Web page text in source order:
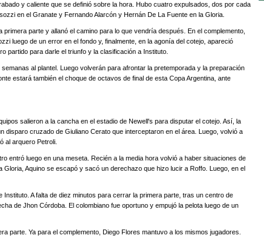
y caliente que se definió sobre la hora. Hubo cuatro expulsados, dos por cada
en el Granate y Fernando Alarcón y Hernán De La Fuente en la Gloria.
parte y allanó el camino para lo que vendría después. En el complemento,
luego de un error en el fondo y, finalmente, en la agonía del cotejo, apareció
partido para darle el triunfo y la clasificación a Instituto.
al plantel. Luego volverán para afrontar la pretemporada y la preparación
estará también el choque de octavos de final de esta Copa Argentina, ante
salieron a la cancha en el estadio de Newell's para disputar el cotejo. Así, la
disparo cruzado de Giuliano Cerato que interceptaron en el área. Luego, volvió a
al arquero Petroli.
entró luego en una meseta. Recién a la media hora volvió a haber situaciones de
Gloria, Aquino se escapó y sacó un derechazo que hizo lucir a Roffo. Luego, en el
Instituto. A falta de diez minutos para cerrar la primera parte, tras un centro de
de Jhon Córdoba. El colombiano fue oportuno y empujó la pelota luego de un
parte. Ya para el complemento, Diego Flores mantuvo a los mismos jugadores.